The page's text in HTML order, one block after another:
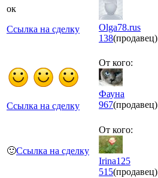
ок
Ссылка на сделку
Olga78.rus
138(продавец)
Ссылка на сделку
От кого:
Фауна
967(продавец)
🙂Ссылка на сделку
От кого:
Irina125
515(продавец)